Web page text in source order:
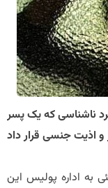
ناشناسی که یک پسر
اذیت جنسی قرار داد
به اداره پولیس این